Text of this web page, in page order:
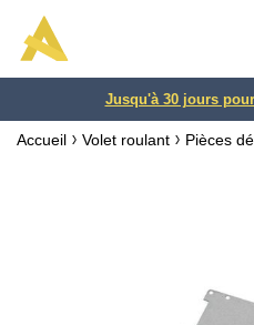
Jusqu'à 30 jours
Accueil Volet roulant